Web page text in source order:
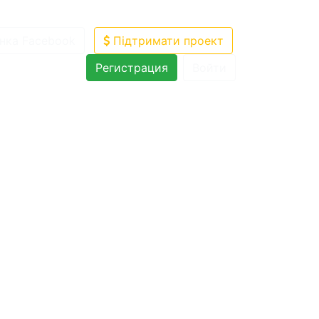
Підтримати проект
Регистрация